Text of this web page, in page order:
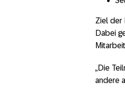
Ziel der
Dabei
„Die
andere